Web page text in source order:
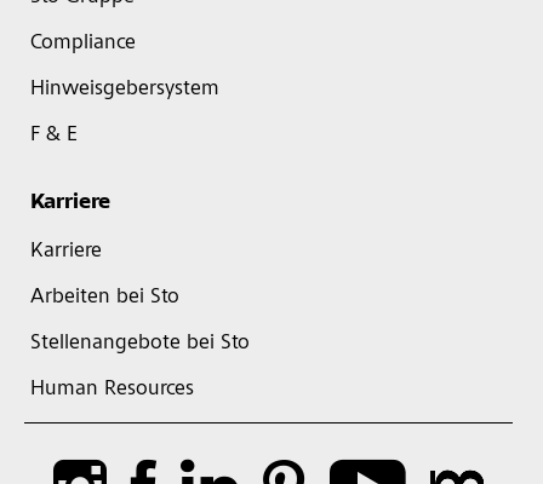
Compliance
Hinweisgebersystem
F & E
Karriere
Karriere
Arbeiten bei Sto
Stellenangebote bei Sto
Human Resources